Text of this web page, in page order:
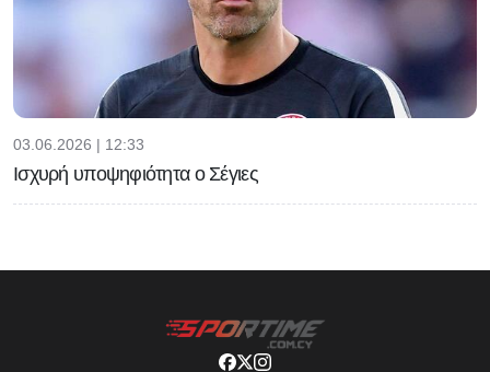
03.06.2026 | 12:33
Ισχυρή υποψηφιότητα ο Σέγιες